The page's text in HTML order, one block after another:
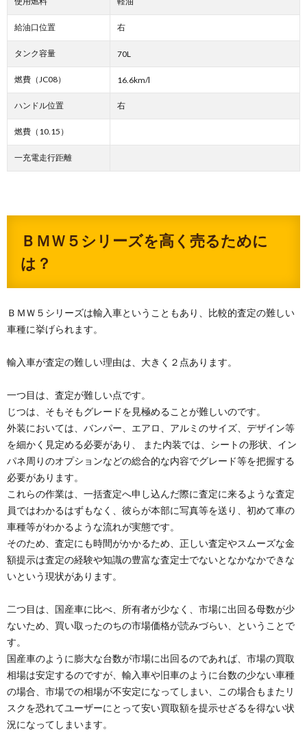
給油口位置 右
タンク容量 70L
燃費（JC08） 16.6km/l
ハンドル位置 右
燃費（10.15）
一充電走行距離
ＢＭＷ５シリーズを高く売るために
は？
ＢＭＷ５シリーズは輸入車ということもあり、比較的査定の難しい
車種に挙げられます。
輸入車が査定の難しい理由は、大きく２点あります。
一つ目は、査定が難しい点です。
じつは、そもそもグレードを見極めることが難しいのです。
外装においては、バンパー、エアロ、アルミのサイズ、デザイン等
を細かく見定める必要があり、 また内装では、シートの形状、イン
パネ周りのオプションなどの総合的な内容でグレード等を把握する
必要があります。
これらの作業は、一括査定へ申し込んだ際に査定に来るような査定
員ではわかるはずもなく、彼らが本部に写真等を送り、初めて車の
車種等がわかるような流れが実態です。
そのため、査定にも時間がかかるため、正しい査定やスムーズな金
額提示は査定の経験や知識の豊富な査定士でないとなかなかできな
いという現状があります。
二つ目は、国産車に比べ、所有者が少なく、市場に出回る母数が少
ないため、買い取ったのちの市場価格が読みづらい、ということで
す。
国産車のように膨大な台数が市場に出回るのであれば、市場の買取
相場は安定するのですが、輸入車や旧車のように台数の少ない車種
の場合、市場での相場が不安定になってしまい、この場合もまたリ
スクを恐れてユーザーにとって安い買取額を提示せざるを得ない状
況になってしまいます。